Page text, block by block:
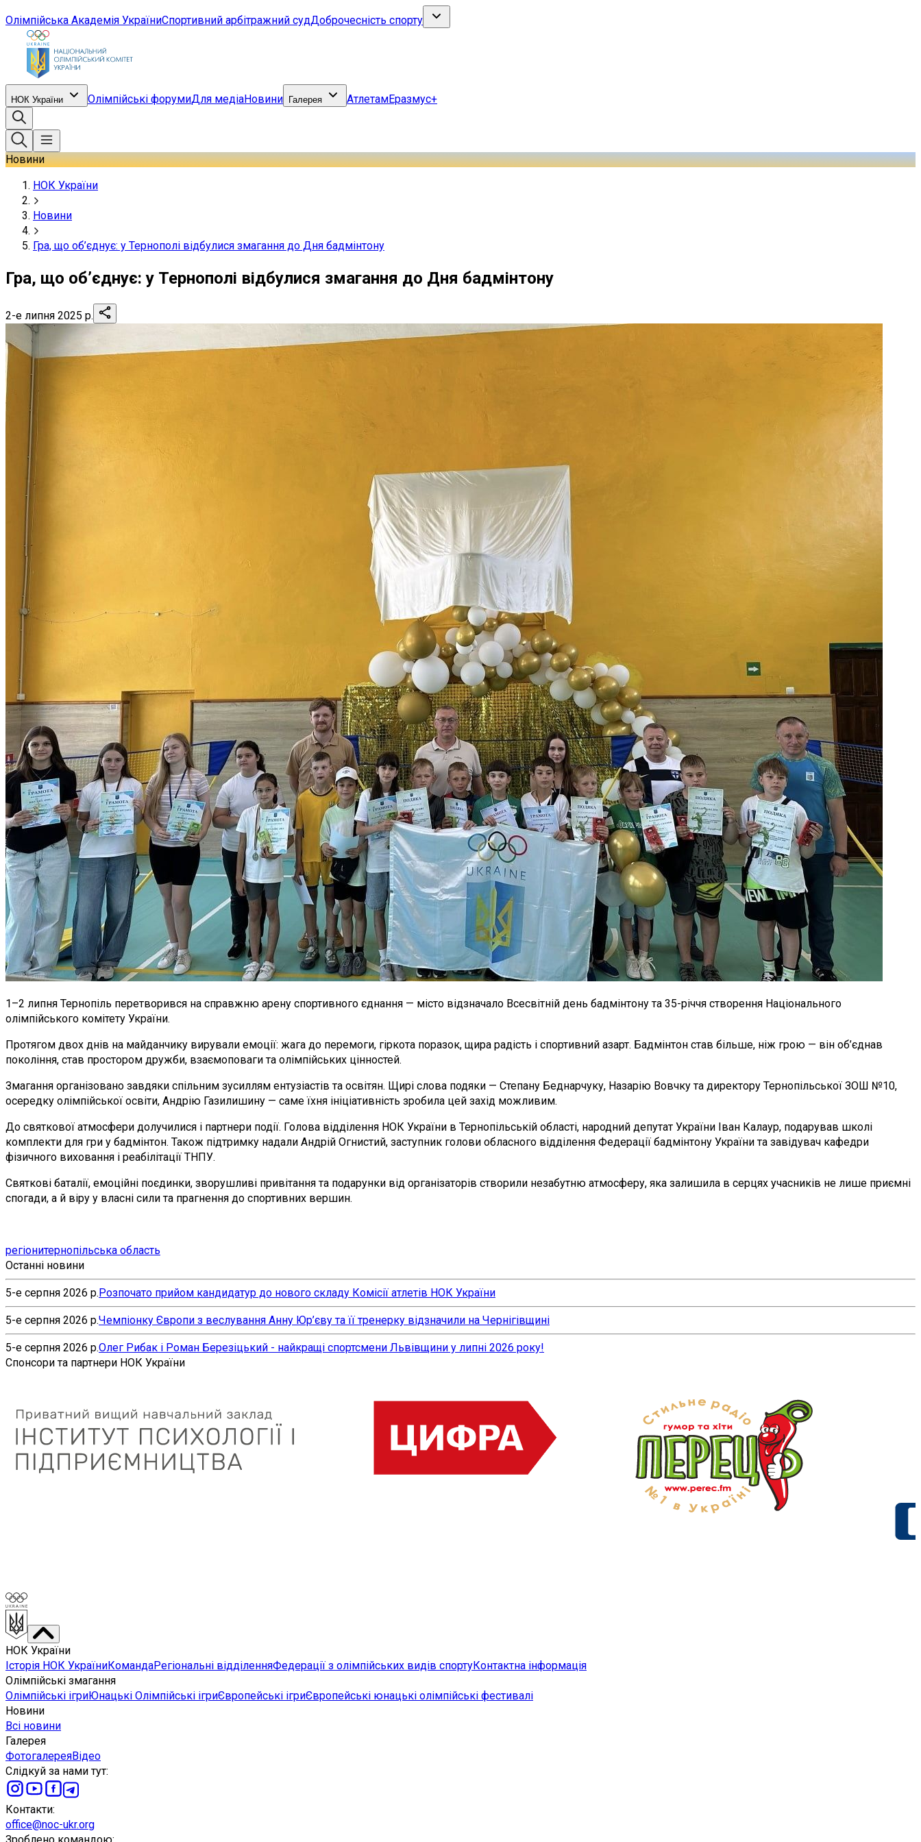
Олімпійська Академія УкраїниСпортивний арбітражний судДоброчесність спорту
НОК України Олімпійські форумиДля медіаНовини Галерея АтлетамЕразмус+
Новини
НОК України
Новини
Гра, що об’єднує: у Тернополі відбулися змагання до Дня бадмінтону
Гра, що об’єднує: у Тернополі відбулися змагання до Дня бадмінтону
2-е липня 2025 р.
1–2 липня Тернопіль перетворився на справжню арену спортивного єднання — місто відзначало Всесвітній день бадмінтону та 35-річчя створення Національного
олімпійського комітету України.
Протягом двох днів на майданчику вирували емоції: жага до перемоги, гіркота поразок, щира радість і спортивний азарт. Бадмінтон став більше, ніж грою — він об’єднав
покоління, став простором дружби, взаємоповаги та олімпійських цінностей.
Змагання організовано завдяки спільним зусиллям ентузіастів та освітян. Щирі слова подяки — Степану Беднарчуку, Назарію Вовчку та директору Тернопільської ЗОШ №10,
осередку олімпійської освіти, Андрію Газилишину — саме їхня ініціативність зробила цей захід можливим.
До святкової атмосфери долучилися і партнери події. Голова відділення НОК України в Тернопільській області, народний депутат України Іван Калаур, подарував школі
комплекти для гри у бадмінтон. Також підтримку надали Андрій Огнистий, заступник голови обласного відділення Федерації бадмінтону України та завідувач кафедри
фізичного виховання і реабілітації ТНПУ.
Святкові баталії, емоційні поєдинки, зворушливі привітання та подарунки від організаторів створили незабутню атмосферу, яка залишила в серцях учасників не лише приємні
спогади, а й віру у власні сили та прагнення до спортивних вершин.
регіонитернопільська область
Останні новини
5-е серпня 2026 р.Розпочато прийом кандидатур до нового складу Комісії атлетів НОК України
5-е серпня 2026 р.Чемпіонку Європи з веслування Анну Юр’єву та її тренерку відзначили на Чернігівщині
5-е серпня 2026 р.Олег Рибак і Роман Березіцький - найкращі спортсмени Львівщини у липні 2026 року!
Спонсори та партнери НОК України
НОК України
Історія НОК УкраїниКомандаРегіональні відділенняФедерації з олімпійських видів спортуКонтактна інформація
Олімпійські змагання
Олімпійські ігриЮнацькі Олімпійські ігриЄвропейські ігриЄвропейські юнацькі олімпійські фестивалі
Новини
Всі новини
Галерея
ФотогалереяВідео
Слідкуй за нами тут:
Контакти:
office@noc-ukr.org